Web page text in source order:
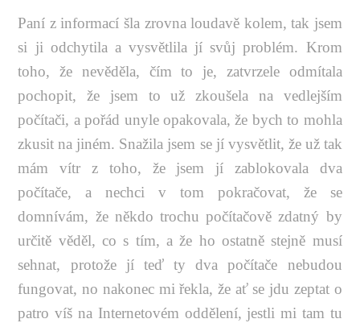
Paní z informací šla zrovna loudavě kolem, tak jsem
si ji odchytila a vysvětlila jí svůj problém. Krom
toho, že nevěděla, čím to je, zatvrzele odmítala
pochopit, že jsem to už zkoušela na vedlejším
počítači, a pořád unyle opakovala, že bych to mohla
zkusit na jiném. Snažila jsem se jí vysvětlit, že už tak
mám vítr z toho, že jsem jí zablokovala dva
počítače, a nechci v tom pokračovat, že se
domnívám, že někdo trochu počítačově zdatný by
určitě věděl, co s tím, a že ho ostatně stejně musí
sehnat, protože jí teď ty dva počítače nebudou
fungovat, no nakonec mi řekla, že ať se jdu zeptat o
patro víš na Internetovém oddělení, jestli mi tam tu